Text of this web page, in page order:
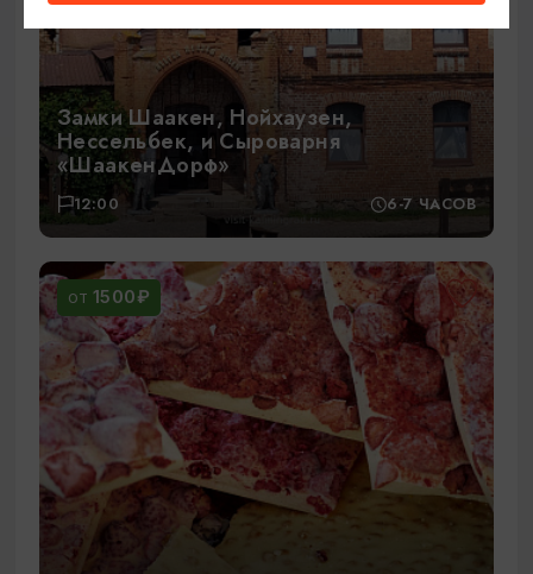
Замки Шаакен, Нойхаузен,
Нессельбек, и Сыроварня
«ШаакенДорф»
12:00 6-7 ЧАСОВ
ОТ 1500₽